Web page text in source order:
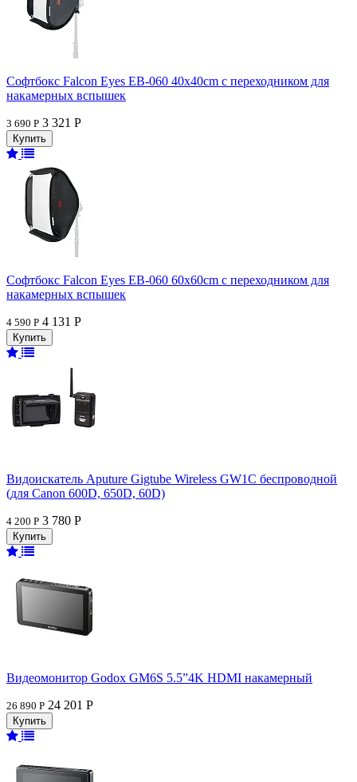
Софтбокс Falcon Eyes EB-060 40x40cm с переходником для
накамерных вспышек
3 690 Р 3 321 Р
Софтбокс Falcon Eyes EB-060 60x60cm с переходником для
накамерных вспышек
4 590 Р 4 131 Р
Видоискатель Aputure Gigtube Wireless GW1C беспроводной
(для Canon 600D, 650D, 60D)
4 200 Р 3 780 Р
Видеомонитор Godox GM6S 5.5”4K HDMI накамерный
26 890 Р 24 201 Р